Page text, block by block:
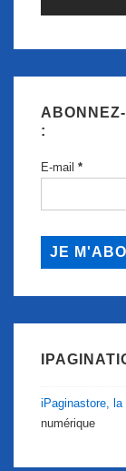
:
E-mail *
iPaginastore,
numérique